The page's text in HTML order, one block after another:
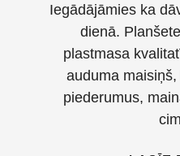
Iegādājāmies ka
dienā.
plastmasa
auduma
piederumus,